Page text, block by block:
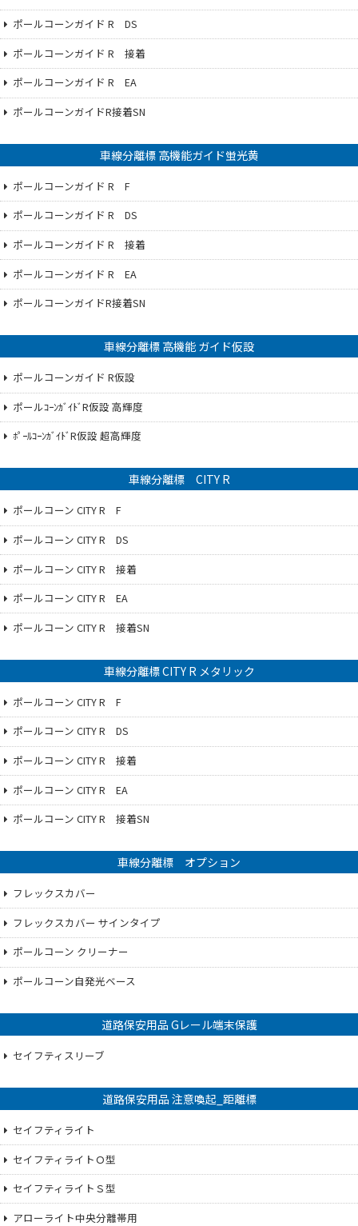
ポールコーンガイド R DS
ポールコーンガイド R 接着
ポールコーンガイド R EA
ポールコーンガイドR接着SN
車線分離標 高機能ガイド蛍光黄
ポールコーンガイド R F
ポールコーンガイド R DS
ポールコーンガイド R 接着
ポールコーンガイド R EA
ポールコーンガイドR接着SN
車線分離標 高機能 ガイド仮設
ポールコーンガイド R仮設
ポールｺｰﾝｶﾞｲﾄﾞR仮設 高輝度
ﾎﾟｰﾙｺｰﾝｶﾞｲﾄﾞR仮設 超高輝度
車線分離標 CITY R
ポールコーン CITY R F
ポールコーン CITY R DS
ポールコーン CITY R 接着
ポールコーン CITY R EA
ポールコーン CITY R 接着SN
車線分離標 CITY R メタリック
ポールコーン CITY R F
ポールコーン CITY R DS
ポールコーン CITY R 接着
ポールコーン CITY R EA
ポールコーン CITY R 接着SN
車線分離標 オプション
フレックスカバー
フレックスカバー サインタイプ
ポールコーン クリーナー
ポールコーン自発光ベース
道路保安用品 Gレール端末保護
セイフティスリーブ
道路保安用品 注意喚起_距離標
セイフティライト
セイフティライトＯ型
セイフティライトＳ型
アローライト中央分離帯用